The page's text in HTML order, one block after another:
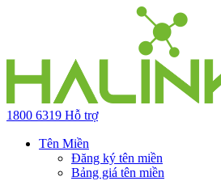
1800 6319 Hỗ trợ
Tên Miền
Đăng ký tên miền
Bảng giá tên miền